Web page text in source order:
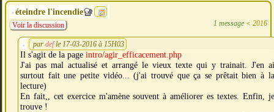
éteindre l'incendie
1 message< 2016
Voir la discussion
par def le 17-03-2016 à 15H03
Il s'agit de la page intro/agir_efficacement.php
J'ai pas mal actualisé et arrangé le vieux texte qui y trainait. J'en ai
surtout fait une petite vidéo... (j'ai trouvé que ça se prêtait bien à la
lecture)
En fait,, cet exercice m'amène souvent à améliorer es textes. Enfin, je
trouve !